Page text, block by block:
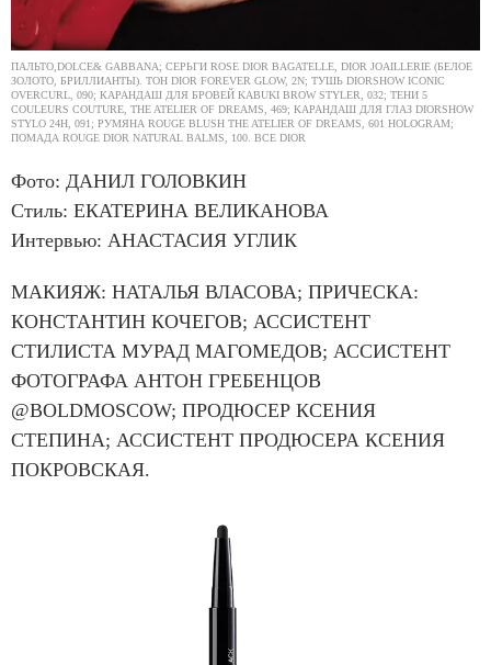
ПАЛЬТО,DOLCE& GABBANA; СЕРЬГИ ROSE DIOR BAGATELLE, DIOR JOAILLERIE (БЕЛОЕ
ЗОЛОТО, БРИЛЛИАНТЫ). ТОН DIOR FOREVER GLOW, 2N; ТУШЬ DIORSHOW ICONIC
OVERCURL, 090; КАРАНДАШ ДЛЯ БРОВЕЙ KABUKI BROW STYLER, 032; ТЕНИ 5
COULEURS COUTURE, THE ATELIER OF DREAMS, 469; КАРАНДАШ ДЛЯ ГЛАЗ DIORSHOW
STYLO 24H, 091; РУМЯНА ROUGE BLUSH THE ATELIER OF DREAMS, 601 HOLOGRAM;
ПОМАДА ROUGE DIOR NATURAL BALMS, 100. ВСЕ DIOR
Фото: ДАНИЛ ГОЛОВКИН
Стиль: ЕКАТЕРИНА ВЕЛИКАНОВА
Интервью: АНАСТАСИЯ УГЛИК
МАКИЯЖ: НАТАЛЬЯ ВЛАСОВА; ПРИЧЕСКА:
КОНСТАНТИН КОЧЕГОВ; АССИСТЕНТ
СТИЛИСТА МУРАД МАГОМЕДОВ; АССИСТЕНТ
ФОТОГРАФА АНТОН ГРЕБЕНЦОВ
@BOLDMOSCOW; ПРОДЮСЕР КСЕНИЯ
СТЕПИНА; АССИСТЕНТ ПРОДЮСЕРА КСЕНИЯ
ПОКРОВСКАЯ.